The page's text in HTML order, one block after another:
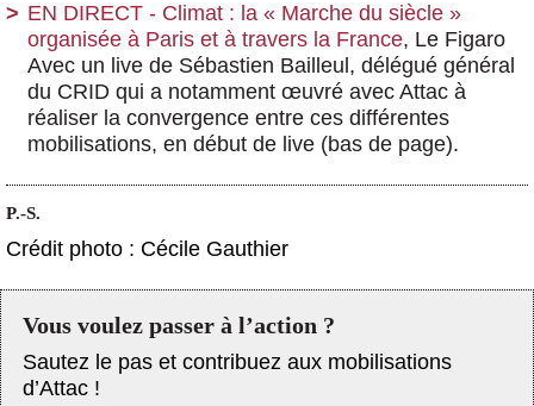
EN DIRECT - Climat : la « Marche du siècle »
organisée à Paris et à travers la France, Le Figaro
Avec un live de Sébastien Bailleul, délégué général
du CRID qui a notamment œuvré avec Attac à
réaliser la convergence entre ces différentes
mobilisations, en début de live (bas de page).
P.-S.
Crédit photo : Cécile Gauthier
Vous voulez passer à l’action ?
Sautez le pas et contribuez aux mobilisations
d’Attac !